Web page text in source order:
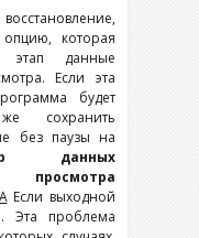
которая
этап данные
Если эта
будет
сохранить
без паузы на
данных
просмотра
Если выходной
Эта проблема